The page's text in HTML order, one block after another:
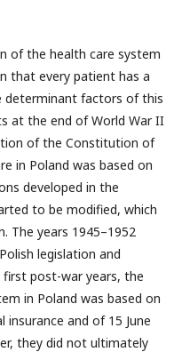
of the health care system
that every patient has a
factors of this
at the end of World War II
of the Constitution of
in Poland was based on
developed in the
to be modified, which
The years 1945–1952
legislation and
post-war years, the
in Poland was based on
and of 15 June
they did not ultimately